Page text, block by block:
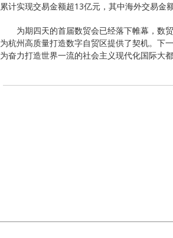
累计实现交易金额超13亿元，其中海外交易金
为期四天的首届数贸会已经落下帷幕，数
为杭州高质量打造数字自贸区提供了契机。下
为奋力打造世界一流的社会主义现代化国际大